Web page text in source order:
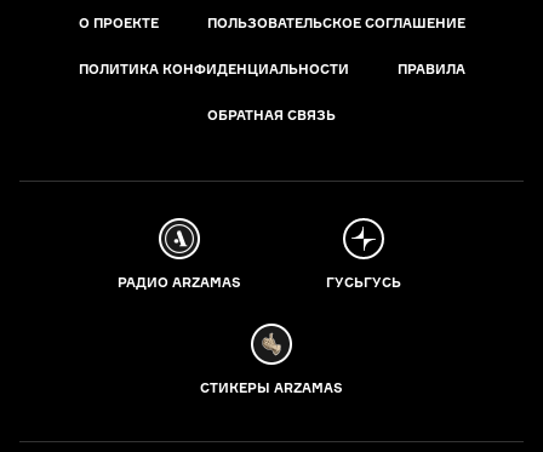
О ПРОЕКТЕ ПОЛЬЗОВАТЕЛЬСКОЕ СОГЛАШЕНИЕ
ПОЛИТИКА КОНФИДЕНЦИАЛЬНОСТИ ПРАВИЛА
ОБРАТНАЯ СВЯЗЬ
РАДИО ARZAMAS ГУСЬГУСЬ
СТИКЕРЫ ARZAMAS